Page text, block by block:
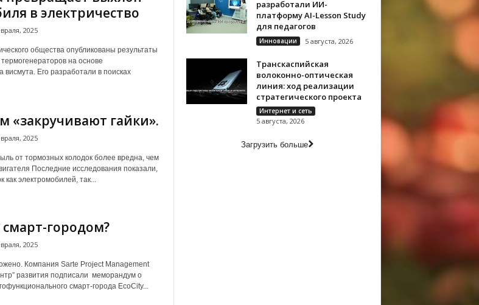
в электричество
2025
общества опубликованы результаты
на основе
висмута. Его разработали в поисках
«закручивают гайки».
2025
от тормозных колодок более вредна, чем
Последние исследования показали,
электромобилей, так...
смарт-городом?
2025
Компания Sarte Project Management
развития подписали меморандум о
смарт-города EcoCity...
разработали ИИ-
платформу AI-Lesson Study
для педагогов
Инновации 5 августа, 2026
Транскаспийская
волоконно-оптическая
линия: ход реализации
стратегического проекта
Интернет и сеть
5 августа, 2026
Загрузить больше